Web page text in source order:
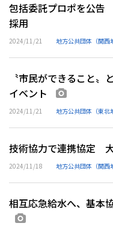
包括委託プロポを公告
採用
2024/11/21 地方公共団体（関西
〝市民ができること
イベント
2024/11/21 地方公共団体（東北
技術協力で連携協定
2024/11/18 地方公共団体（関西
相互応急給水へ、基